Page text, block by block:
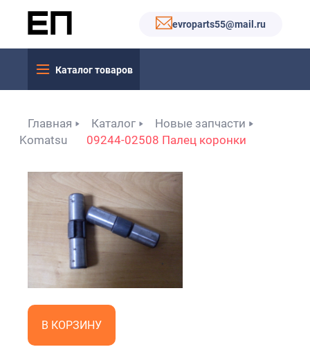
evroparts55@mail.ru
Каталог товаров
Главная Каталог
Новые запчасти
Komatsu
09244-02508 Палец коронки
В КОРЗИНУ